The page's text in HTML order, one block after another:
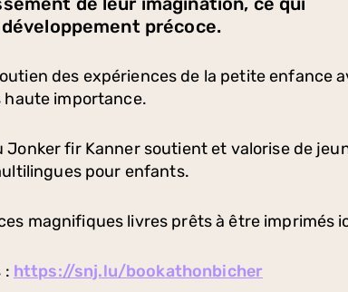
précoce.
des expériences de la petite enfance
haute importance.
Jonker fir Kanner soutient et valorise de
pour enfants.
magnifiques livres prêts à être imprimés
: https://snj.lu/bookathonbicher